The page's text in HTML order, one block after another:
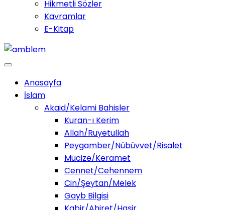
Hikmetli Sözler
Kavramlar
E-Kitap
Anasayfa
İslam
Akaid/Kelami Bahisler
Kuran-ı Kerim
Allah/Ruyetullah
Peygamber/Nübüvvet/Risalet
Mucize/Keramet
Cennet/Cehennem
Cin/Şeytan/Melek
Gayb Bilgisi